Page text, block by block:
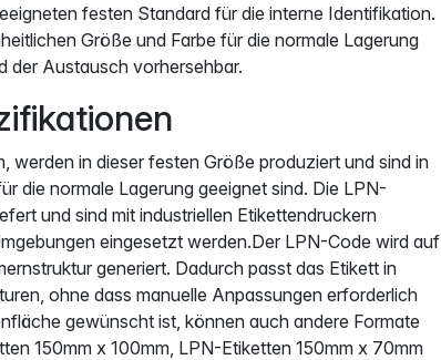
festen Standard für die interne Identifikation.
Größe und Farbe für die normale Lagerung
der Austausch vorhersehbar.
werden in dieser festen Größe produziert und sind in
die normale Lagerung geeignet sind. Die LPN-
und sind mit industriellen Etikettendruckern
eingesetzt werden.Der LPN-Code wird auf
generiert. Dadurch passt das Etikett in
ohne dass manuelle Anpassungen erforderlich
gewünscht ist, können auch andere Formate
150mm x 100mm, LPN-Etiketten 150mm x 70mm